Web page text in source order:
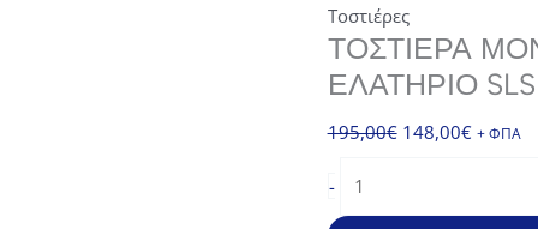
Τοστιέρες
ΤΟΣΤΙΈΡΑ
ΕΛΑΤΉΡΙΟ SLS
195,00€ Original
195,00€.
148,00€Η
είναι:
+ ΦΠΑ
-
μονή